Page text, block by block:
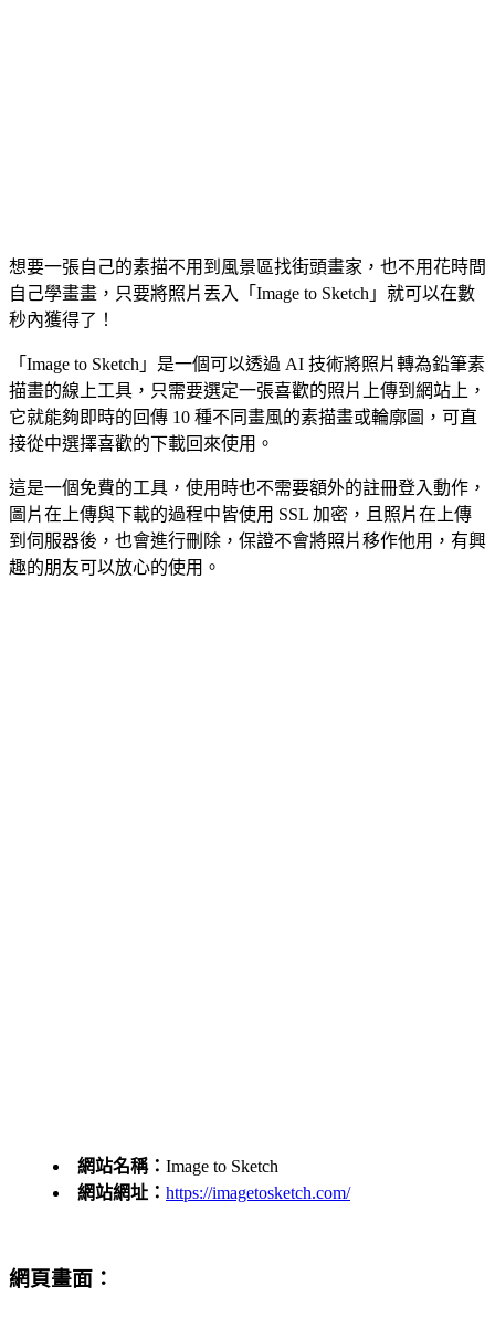
想要一張自己的素描不用到風景區找街頭畫家，也不用花時間
自己學畫畫，只要將照片丟入「Image to Sketch」就可以在數
秒內獲得了！
「Image to Sketch」是一個可以透過 AI 技術將照片轉為鉛筆素
描畫的線上工具，只需要選定一張喜歡的照片上傳到網站上，
它就能夠即時的回傳 10 種不同畫風的素描畫或輪廓圖，可直
接從中選擇喜歡的下載回來使用。
這是一個免費的工具，使用時也不需要額外的註冊登入動作，
圖片在上傳與下載的過程中皆使用 SSL 加密，且照片在上傳
到伺服器後，也會進行刪除，保證不會將照片移作他用，有興
趣的朋友可以放心的使用。
網站名稱： Image to Sketch
網站網址： https://imagetosketch.com/
網頁畫面：